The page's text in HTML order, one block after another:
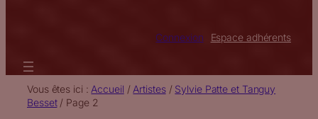
Connexion Espace adhérents
Vous êtes ici : Accueil / Artistes/ Sylvie Patte et Tanguy
Besset/ Page 2